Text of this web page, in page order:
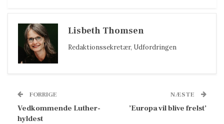
Lisbeth Thomsen
Redaktionssekretær, Udfordringen
FORRIGE
Vedkommende Luther-
hyldest
NÆSTE
’Europa vil blive frelst’